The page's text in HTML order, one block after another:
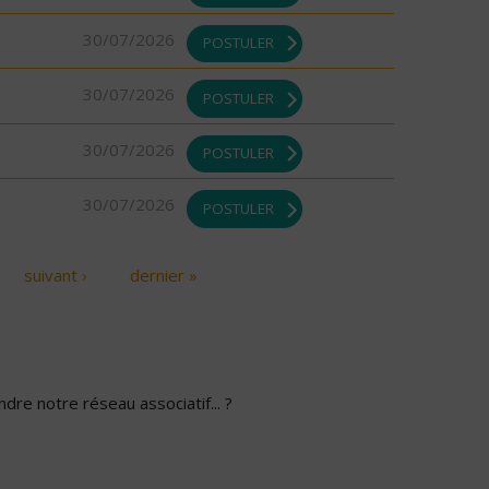
30/07/2026 POSTULER
30/07/2026 POSTULER
30/07/2026 POSTULER
30/07/2026 POSTULER
suivant › dernier »
notre réseau associatif... ?